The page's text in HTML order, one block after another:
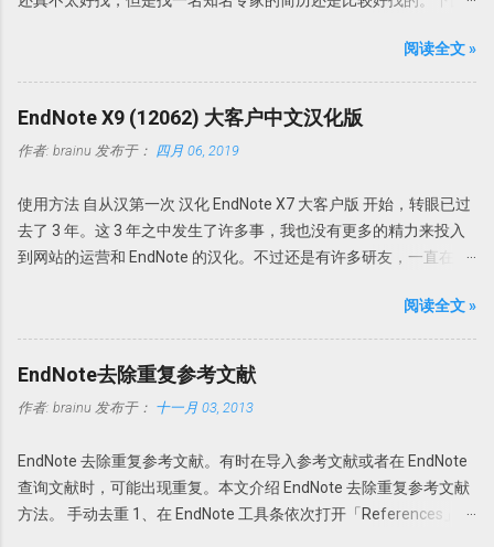
有时可以缺少部分内容，如摘要或者页码等等。此时需要手动补
重命名：PDF Auto Renaming Options 以前通过File-Import-File或
Fold功能导入的文献或者通过File Attachments添加的附件，PDF文
件名都以原始名称。这样做的坏外有很多，因为很多下载的文章名
称都是一些无意义的名字，如数字和字母的组合。在Endnote存档
串数字和字母下面的文献是什么内容。需要一个个的打开看看才知
道。 此处Endnote X7升级更新了可以自动重命名功能：PDF Auto
Renaming Options。可以根据设定的规则自动重命名新添加的PDF
命名方式。可以根据自己的喜好选择重命名方式，如上Author +
前导入的PDF无效。 PDF导入自动分组：PDF Import &...
息。 名字叫埃弗森，但也可能翻译错误，因为我们知道美国有个知
名篮球明星就叫「艾弗森」。所以在不知道原来英文名字的情况
下，我们暂且认为这个专家就叫埃弗森吧。 关键词：美国教育学家
提出了一个理论或者研究对象是课堂管理的。 现在我们就知道这三
点。如果我想找某个人，可能所知道的线索可能比这还要多。 下面
bing，因为bing中文就是中文，英文就是英文。我们需要借助伟大
的Google同学。 在google里输入关键词「美国教育家埃弗森 课堂管
理」搜搜看。出来的结果如下 从这个搜索结果中我们可以推测到，
的课堂——小学教师的课堂管理」，其他有用的信息较少。这本书还
有另外两名作者，一个叫「emmer,e」。 我们再找个关键词搜索一
下。以关键词「evertson,c emmer,e」进行搜索，发现 埃弗森 应该
叫「Carolyn M. Evertson」进行搜索，有用的信息更多了。 比如
Department of Teaching and Learning 这更清楚了， Carolyn M.
Evertson 是 Vanderbilt University 教授，教学与研究系。继续增加
这些关键词，可以找到这么一个网页
阅读全文 »
EndNote X9 (12062) 大客户中文汉化版
作者: brainu 发布于： 四月 06, 2019
使用方法 自从汉第一次 汉化 EndNote X7 大客户版 开始，转眼已过
去了 3 年。这 3 年之中发生了许多事，我也没有更多的精力来投入
到网站的运营和 EndNote 的汉化。不过还是有许多研友，一直在关
此，抽空汉化了 EndNote X9 Bld 12062 大客户版。不过悲催的是，
我发现还没有汉化完， EndNote X9 又更新了。不过也算是为了纪念
一下吧，还是放出来这个最初的 EndNote X9 的汉化版。 还是同以
前的汉化版一样，直接把 EndNote_X9_12062_chs.exe 复制到
EndNote X9 的安装目录即可使用。如果双击
EndNote.exe 会启动英文原版。 注意事项 本版本是基于 EndNote
X9 大客户版汉化，只能配合 EndNote X9 大客户版使用，其他版本
不能保证是否能用； 由于时间仓促，可能会有 bug，希望大家多多
阅读全文 »
EndNote去除重复参考文献
作者: brainu 发布于： 十一月 03, 2013
EndNote 去除重复参考文献。有时在导入参考文献或者在 EndNote
查询文献时，可能出现重复。本文介绍 EndNote 去除重复参考文献
方法。 手动去重 1、在 EndNote 工具条依次打开「References」